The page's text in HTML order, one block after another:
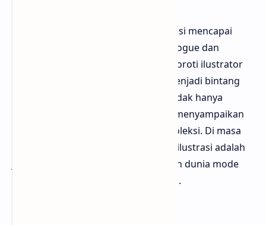
Pada awal abad ke-20, fashion ilustrasi mencapai
puncaknya melalui majalah seperti Vogue dan
Harper’s Bazaar. Bloggermuda menyoroti ilustrator
seperti René Gruau dan Erté yang menjadi bintang
dengan gaya unik mereka. Mereka tidak hanya
menggambarkan pakaian, tapi juga menyampaikan
mood, keanggunan, dan atmosfer koleksi. Di masa
sebelum fotografi fashion dominan, ilustrasi adalah
jendela imajinasi yang menghidupkan dunia mode
dalam bentuk artistik yang luar biasa.